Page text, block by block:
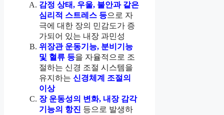
감정 상태, 우울, 불안과 같은
심리적 스트레스 등으로 자
극에 대한 장의 민감도가 증
가되어 있는 내장 과민성
위장관 운동기능, 분비기능
및 혈류 등을 자율적으로 조
절하는 신경 조절 시스템을
유지하는 신경체계 조절의
이상
장 운동성의 변화, 내장 감각
기능의 항진 등으로 발생하